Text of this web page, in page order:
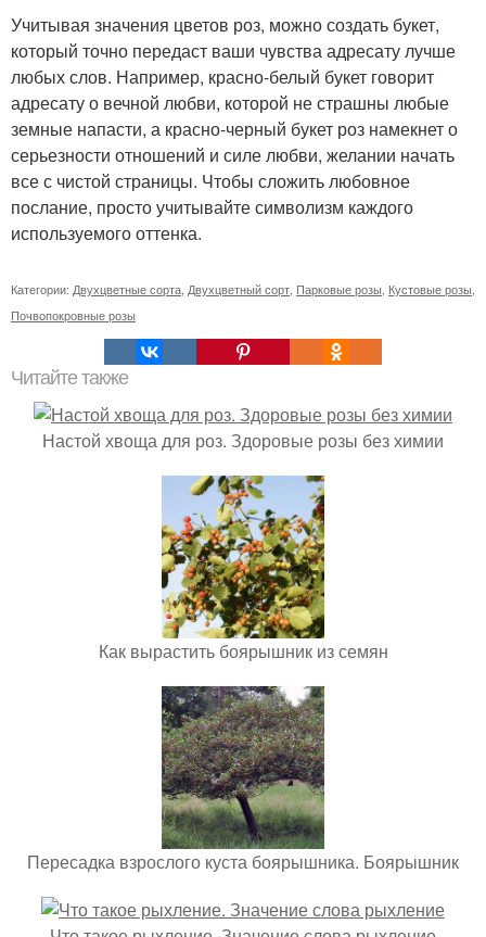
Учитывая значения цветов роз, можно создать букет,
который точно передаст ваши чувства адресату лучше
любых слов. Например, красно-белый букет говорит
адресату о вечной любви, которой не страшны любые
земные напасти, а красно-черный букет роз намекнет о
серьезности отношений и силе любви, желании начать
все с чистой страницы. Чтобы сложить любовное
послание, просто учитывайте символизм каждого
используемого оттенка.
Категории: Двухцветные сорта Двухцветный сорт Парковые розы Кустовые розы
Почвопокровные розы
Читайте также
Настой хвоща для роз. Здоровые розы без химии
Как вырастить боярышник из семян
Пересадка взрослого куста боярышника. Боярышник